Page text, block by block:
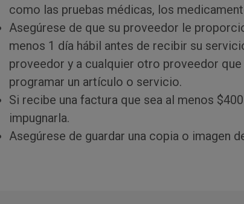
como las pruebas médicas, los
Asegúrese de que su proveedor le
menos 1 día hábil antes de recibir su
proveedor y a cualquier otro proveedor
programar un artículo o servicio.
Si recibe una factura que sea al menos
impugnarla.
Asegúrese de guardar una copia o imagen